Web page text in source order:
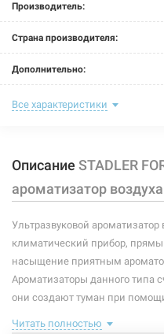
Артикул:214623
STADLER FORM
воздуха Jasmine bronze
1599 грн
Артикул: 214621
STADLER FORM
Производитель:
Страна производителя:
Дополнительно:
Цвет:
Уровень шума:
Объем бака:
Напряжение:
Мощность:
Тип устройства:
Все характеристики
Описание STADLER
ароматизатор
Ультразвуковой
климатический прибор,
насыщение приятным
Ароматизаторы данного типа
они создают туман при
Маленький ароматизатор
Читать полностью